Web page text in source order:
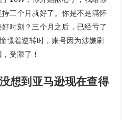
三个月就好了。你是不是满怀
时刻？三个月之后，已经亏了
憬着逆转时，账号因为涉嫌刷
受限了！
想到亚马逊现在查得